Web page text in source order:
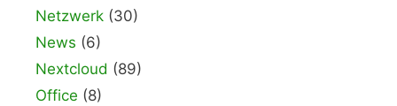
Netzwerk (30)
News (6)
Nextcloud (89)
Office (8)